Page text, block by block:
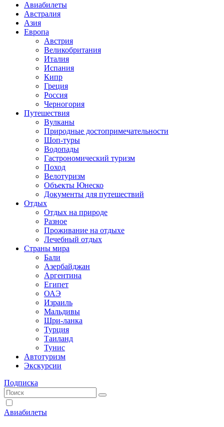
Авиабилеты
Австралия
Азия
Европа
Австрия
Великобритания
Италия
Испания
Кипр
Греция
Россия
Черногория
Путешествия
Вулканы
Природные достопримечательности
Шоп-туры
Водопады
Гастрономический туризм
Поход
Велотуризм
Объекты Юнеско
Документы для путешествий
Отдых
Отдых на природе
Разное
Проживание на отдыхе
Лечебный отдых
Страны мира
Бали
Азербайджан
Аргентина
Египет
ОАЭ
Израиль
Мальдивы
Шри-ланка
Турция
Таиланд
Тунис
Автотуризм
Экскурсии
Подписка
Авиабилеты